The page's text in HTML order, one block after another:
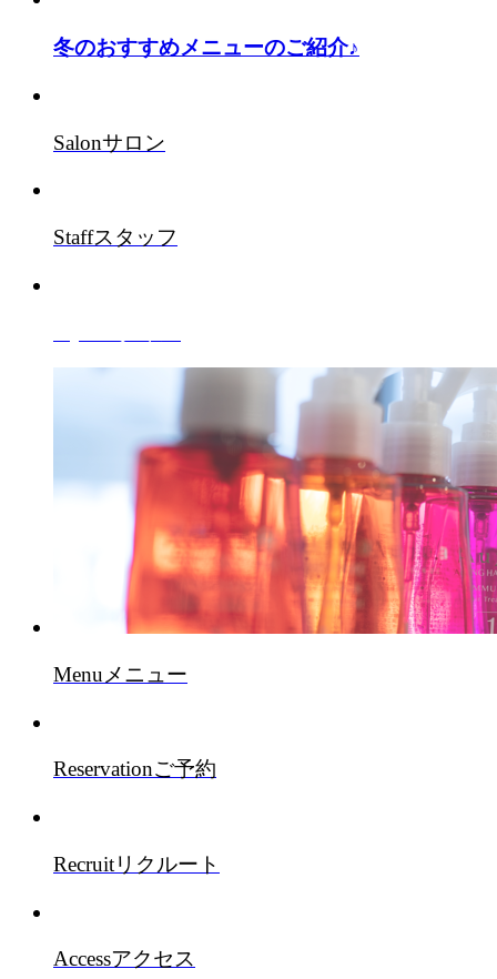
冬のおすすめメニューのご紹介♪
Salonサロン
Staffスタッフ
Menu メニュー
Reservationご予約
Recruitリクルート
Accessアクセス